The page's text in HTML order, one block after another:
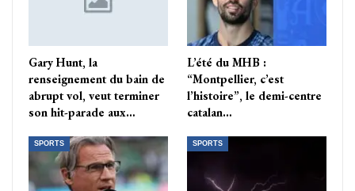
Gary Hunt, la
renseignement du bain de
abrupt vol, veut terminer
son hit-parade aux…
L’été du MHB :
“Montpellier, c’est
l’histoire”, le demi-centre
catalan…
SPORTS SPORTS